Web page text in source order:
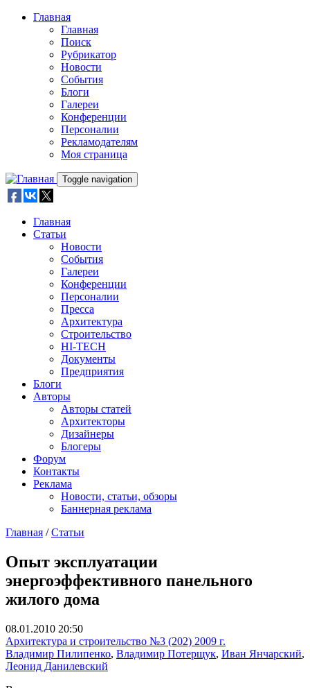
Skip to main content
Главная
Главная
Поиск
Рубрикатор
Новости
События
Блоги
Галереи
Конференции
Персоналии
Рекламодателям
Моя страница
Toggle navigation
Главная
Статьи
Новости
События
Галереи
Конференции
Персоналии
Пресса
Архитектура
Строительство
HI-TECH
Документы
Предприятия
Блоги
Авторы
Авторы статей
Архитекторы
Дизайнеры
Блогеры
Форум
Контакты
Реклама
Новости, статьи, обзоры
Баннерная реклама
Главная / Статьи
Опыт эксплуатации
энергоэффективного панельного
жилого дома
08.01.2010 20:50
Архитектура и строительство №3 (202) 2009 г.
Владимир Пилипенко, Владимир Потерщук, Иван Янчарский,
Леонид Данилевский